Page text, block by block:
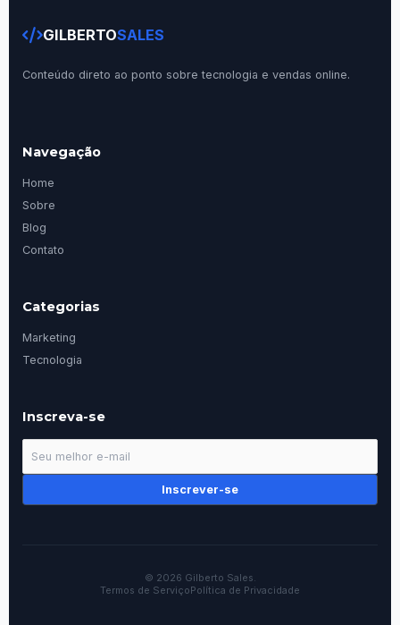
GILBERTOSALES
Conteúdo direto ao ponto sobre tecnologia e vendas online.
Navegação
Home
Sobre
Blog
Contato
Categorias
Marketing
Tecnologia
Inscreva-se
Inscrever-se
© 2026 Gilberto Sales.
Termos de ServiçoPolítica de Privacidade